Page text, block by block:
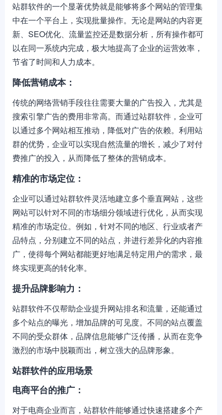
站群软件的一个显著优势就是能够将多个网站的管理集
中在一个平台上，实现批量操作。无论是网站的内容更
新、SEO优化、流量监控还是数据分析，所有操作都可
以在同一系统内完成，极大地提高了企业的运营效率，
节省了时间和人力成本。
降低营销成本：
传统的网络营销手段往往需要大量的广告投入，尤其是
搜索引擎广告的费用非常高。而通过站群软件，企业可
以通过多个网站相互推动，降低对广告的依赖。利用站
群的优势，企业可以实现自然流量的增长，减少了对付
费推广的投入，从而降低了整体的营销成本。
精准的市场定位：
企业可以通过站群软件灵活地建立多个垂直网站，这些
网站可以针对不同的市场细分领域进行优化，从而实现
精准的市场定位。例如，针对不同的地区、行业或者产
品特点，分别建立不同的站点，并进行差异化的内容推
广，使得每个网站都能更好地满足特定用户的需求，最
终实现更高的转化率。
提升品牌影响力：
站群软件不仅帮助企业提升网站排名和流量，还能通过
多个站点的曝光，增加品牌的可见度。不同的站点覆盖
不同的受众群体，品牌信息能够广泛传播，从而在竞争
激烈的市场中脱颖而出，树立强大的品牌形象。
站群软件的应用场景
电商平台的推广：
对于电商企业而言，站群软件能够通过快速搭建多个产